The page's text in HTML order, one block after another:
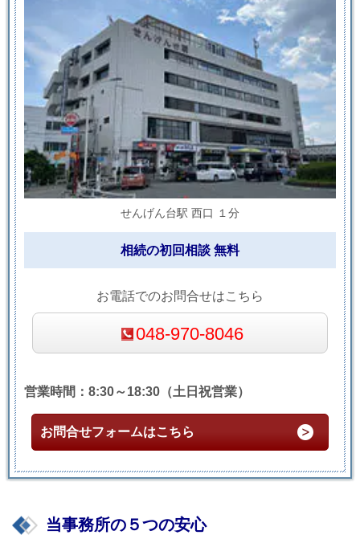
せんげん台駅 西口 １分
相続の初回相談 無料
お電話でのお問合せはこちら
048-970-8046
営業時間：8:30～18:30（土日祝営業）
お問合せフォームはこちら
当事務所の５つの安心